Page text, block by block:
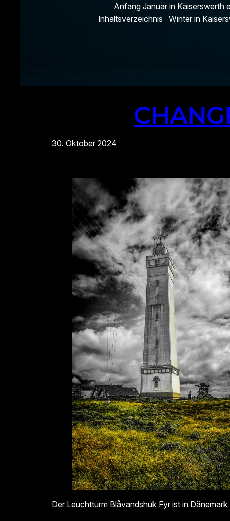
Anfang Januar in Kaiserswerth
Inhaltsverzeichnis Winter in
30. Oktober 2024
Der Leuchtturm Blåvandshuk Fyr ist in